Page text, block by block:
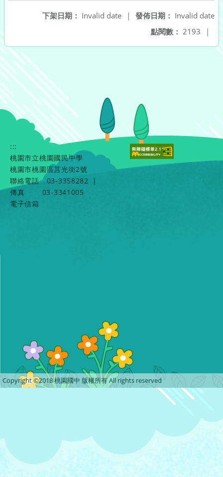
發佈日期： Invalid date
下架日期： Invalid date
|
點閱數： 2193 |
:::
桃園市立桃園國民中學
桃園市桃園區莒光街2號
聯絡電話
03-3358282
|
傳真
03-3341005
電子信箱
Copyright ©2018 桃園國中 版權所有 All rights reserved